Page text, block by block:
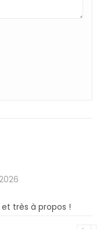
très à propos !